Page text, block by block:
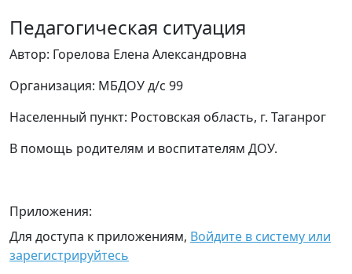
Педагогическая ситуация
Автор: Горелова Елена Александровна
Организация: МБДОУ д/с 99
Населенный пункт: Ростовская область, г. Таганрог
В помощь родителям и воспитателям ДОУ.
Приложения:
Для доступа к приложениям, Войдите в систему или
зарегистрируйтесь